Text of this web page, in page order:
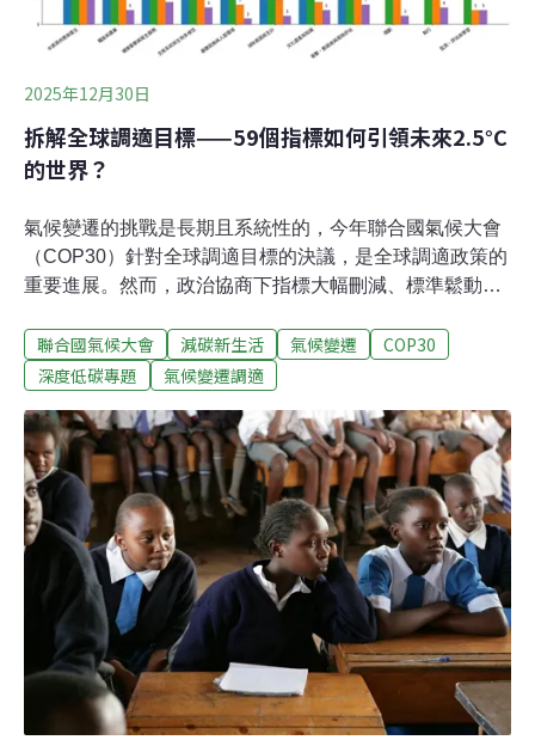
更增加了75%。用純棉內襯取代塑膠材質在美國知名創業
實境節目「創智贏家」（Shark Tank）獲得投資的環保尿
布品牌Kudos Diapers，即是以性能卓越的環保尿布，成
功打入大型連鎖超市Target，銷量也獲得翻倍成
2025年12月30日
拆解全球調適目標——59個指標如何引領未來2.5°C
的世界？
氣候變遷的挑戰是長期且系統性的，今年聯合國氣候大會
（COP30）針對全球調適目標的決議，是全球調適政策的
重要進展。然而，政治協商下指標大幅刪減、標準鬆動，
次全球盤點中發揮效用，引領各國強化國家調適計畫？本
次COP30通過了最終決議文「全球共作：全球集結因應氣
mobilization against climate change）直指過去十年來，
各項減碳政策雖然已將世紀末增溫由《巴黎協定》的4°C
抑制至2.3~2.5°C，但即便在2.5°C的情境中，仍將超過調
適極限（adaptation limits）。依據政府間氣候變遷專門委
員會（IPCC）分析，一旦增溫達到2.5°C，代表過往每10
年才會出現一次的熱浪會變成每2年發生一次；每十年發
生一次
聯合國氣候大會 減碳新生活 氣候變遷
COP30
深度低碳專題
氣候變遷調適